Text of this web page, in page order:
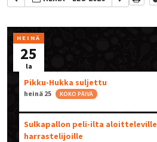
HEINÄ
25
la
Pikku-Hukka suljettu
heinä 25 KOKO PÄIVÄ
Sulkapallon peli-ilta aloitteleville
harrastelijoille